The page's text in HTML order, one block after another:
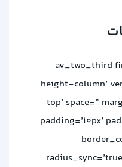
[av_two_third
height-column’
top’ space=”
padding=’10px’